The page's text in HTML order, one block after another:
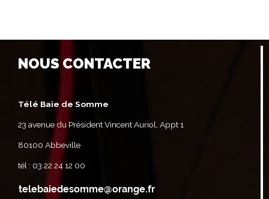
NOUS CONTACTER
Télé Baie de Somme
23 avenue du Président Vincent Auriol, Appt 1
80100 Abbeville
tél : 03 22 24 12 00